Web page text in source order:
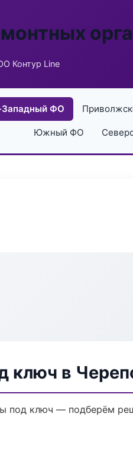
Контур Line
Западный ФО
Южный ФО
ключ в
под ключ — подберём